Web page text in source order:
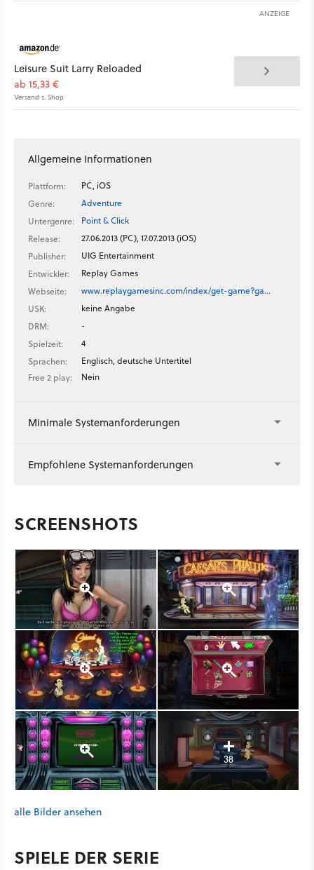
ANZEIGE
Leisure Suit Larry Reloaded
ab 15,33 €
Versand s. Shop
Allgemeine Informationen
Plattform:
PC, iOS
Genre:
Adventure
Untergenre:
Point & Click
Release:
27.06.2013 (PC), 17.07.2013 (iOS)
Publisher:
UIG Entertainment
Entwickler:
Replay Games
Webseite:
www.replaygamesinc.com/index/get-game?ga…
USK:
keine Angabe
DRM:
-
Spielzeit:
4
Sprachen:
Englisch, deutsche Untertitel
Free 2 play:
Nein
Minimale Systemanforderungen
Empfohlene Systemanforderungen
SCREENSHOTS
38
alle Bilder ansehen
SPIELE DER SERIE